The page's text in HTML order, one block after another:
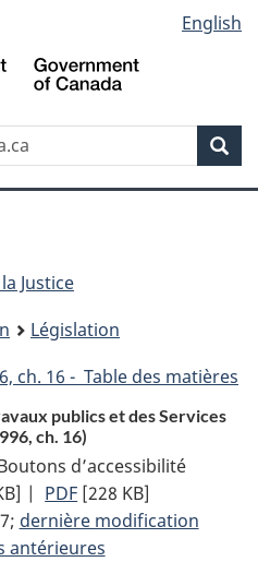
au
contenu
propos
de
la
HTML
simplifiée
English
Justice
Législation
ch. 16 - Table des matières
publics et des Services
ch. 16)
d’accessibilité
| PDF Texte
complet
:
[228 KB]
dernière modification
antérieures